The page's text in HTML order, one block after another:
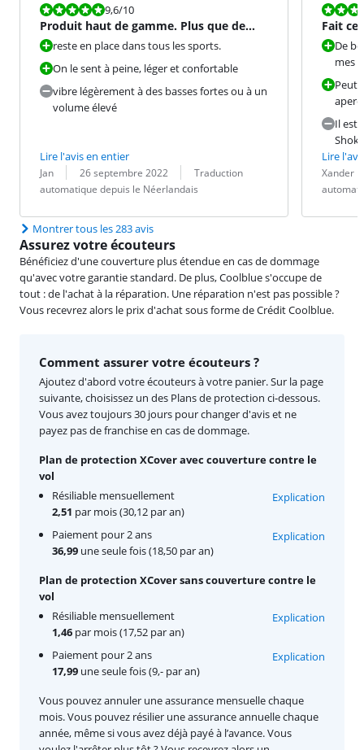
La note est 9,6 sur 10.
9,6/10
Produit haut de gamme. Plus que de
l'argent.
reste en place dans tous les sports.
On le sent à peine, léger et confortable
vibre légèrement à des basses fortes ou à un
volume élevé
Lire l'avis en entier
Évaluation par :
Jan
Date : 26 septembre 2022
Traduction :
Traduction
automatique depuis le Néerlandais
La note est
Fait ce
De
mes
Peut
Il est
Lire
Évaluation
Xander
Date :
Traduction :
Montrer tous les 283 avis
Assurez votre écouteurs
Bénéficiez d'une couverture plus étendue en cas de dommage
qu'avec votre garantie standard. De plus, Coolblue s'occupe de
tout : de l'achat à la réparation. Une réparation n'est pas possible ?
Vous recevrez alors le prix d'achat sous forme de Crédit Coolblue.
Comment assurer votre écouteurs ?
Ajoutez d'abord votre écouteurs à votre panier. Sur la page
suivante, choisissez un des Plans de protection ci-dessous.
Vous avez toujours 30 jours pour changer d'avis et ne
payez pas de franchise en cas de dommage.
Plan de protection XCover avec couverture contre le
vol
Résiliable mensuellement
2,51 par mois (30,12 par an)
Explication
Paiement pour 2 ans
36,99 une seule fois (18,50 par an)
Explication
Plan de protection XCover sans couverture contre le
vol
Résiliable mensuellement
1,46 par mois (17,52 par an)
Explication
Paiement pour 2 ans
17,99 une seule fois (9,- par an)
Explication
Vous pouvez annuler une assurance mensuelle chaque
mois. Vous pouvez résilier une assurance annuelle chaque
année, même si vous avez déjà payé à l’avance. Vous